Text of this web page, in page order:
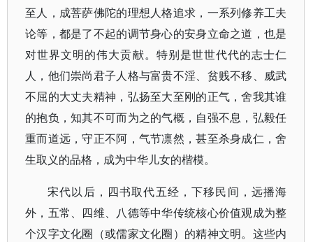
至人，成菩萨佛陀的理想人格追求，一系列修养工夫
论等，都是了不起的调节身心的安身立命之道，也是
对世界文明的伟大贡献。特别是世世代代的志士仁
人，他们崇尚君子人格与富贵不淫、贫贱不移、威武
不屈的大丈夫精神，弘扬至大至刚的正气，舍我其谁
的抱负，知其不可而为之的气概，自强不息，弘毅任
重而道远，守正不阿，气节凛然，甚至杀身成仁，舍
生取义的品格，成为中华儿女的楷模。
宋代以后，四书取代五经，下移民间，远播海
外，五常、四维、八德等中华传统核心价值观成为整
个汉字文化圈（或儒家文化圈）的精神文明。这些内